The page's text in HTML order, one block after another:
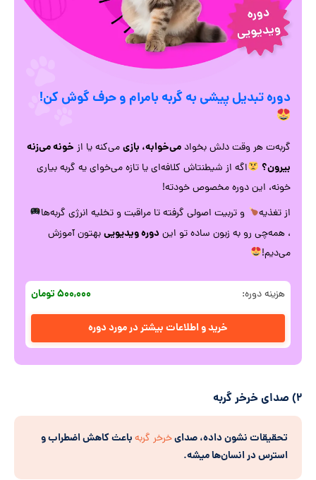
دوره تبدیل پیشی به گربه بامرام و حرف گوش کن!
گربه‌ت هر وقت دلش بخواد می‌خوابه، بازیمی‌کنه یا از خونه می‌زنه
بیرون؟
اگه از شیطنتاش کلافه‌ای یا تازه می‌خوای یه گربه بیاری
خونه، این دوره مخصوص خودته!
از تغذیه
و تربیت اصولی گرفته تا مراقبت و تخلیه انرژی گربه‌ها
، همه‌چی رو به زبون ساده تو ایندوره ویدیوییبهتون آموزش
می‌دیم!
هزینه دوره: ۵۰۰,۰۰۰ تومان
خرید و اطلاعات بیشتر در مورد دوره
۲) صدای خرخر گربه
تحقیقات نشون داده، صدایخرخر گربهباعث کاهش اضطراب و
استرس در انسانها میشه.